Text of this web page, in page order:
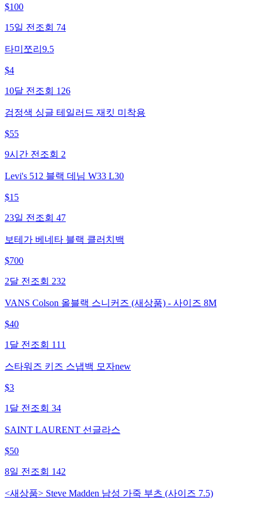
$100
15일 전 조회 74
타미쪼리9.5
$4
10달 전 조회 126
검정색 싱글 테일러드 재킷 미착용
$55
9시간 전 조회 2
Levi's 512 블랙 데님 W33 L30
$15
23일 전 조회 47
보테가 베네타 블랙 클러치백
$700
2달 전 조회 232
VANS Colson 올블랙 스니커즈 (새상품) - 사이즈 8M
$40
1달 전 조회 111
스타워즈 키즈 스냅백 모자new
$3
1달 전 조회 34
SAINT LAURENT 선글라스
$50
8일 전 조회 142
<새상품> Steve Madden 남성 가죽 부츠 (사이즈 7.5)